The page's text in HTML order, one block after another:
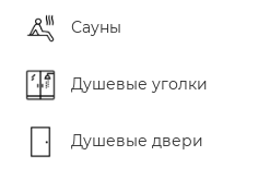
Сауны
Душевые уголки
Душевые двери